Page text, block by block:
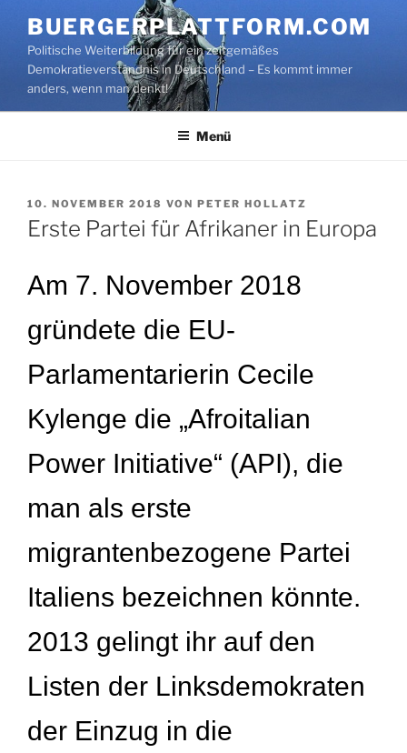
Inhalt
springen
BUERGERPLATTFORM.COM
Politische Weiterbildung für ein zeitgemäßes
Demokratieverständnis in Deutschland – Es kommt immer
anders, wenn man denkt!
Menü
VERÖFFENTLICHT
AM
10. NOVEMBER 2018 VON PETER HOLLATZ
Erste Partei für Afrikaner in Europa
Am 7. November 2018
gründete die EU-
Parlamentarierin Cecile
Kylenge die „Afroitalian
Power Initiative“ (API), die
man als erste
migrantenbezogene Partei
Italiens bezeichnen könnte.
2013 gelingt ihr auf den
Listen der Linksdemokraten
der Einzug in die